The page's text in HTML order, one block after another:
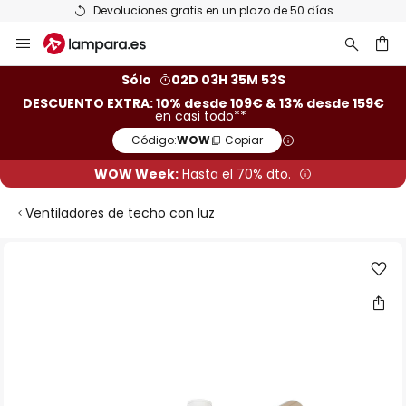
Devoluciones gratis en un plazo de 50 días
al
Sólo
02D 03H 35M 53S
DESCUENTO EXTRA: 10% desde 109€ & 13% desde 159€
en casi todo**
Código:WOW Copiar
WOW Week: Hasta el 70% dto.
Ventiladores de techo con luz